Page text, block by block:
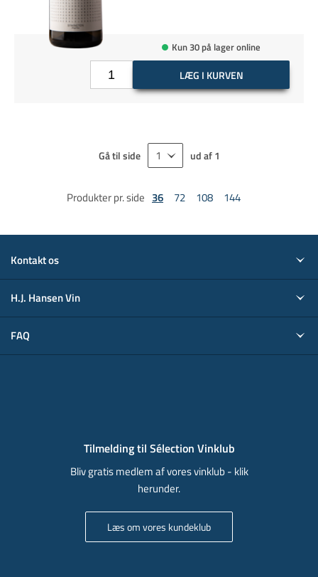
Kun 30 på lager online
LÆG I KURVEN
Gå til side ud af 1
Produkter pr. side 36 72 108 144
Kontakt os
H.J. Hansen Vin
FAQ
Tilmelding til Sélection Vinklub
Bliv gratis medlem af vores vinklub - klik
herunder.
Læs om vores kundeklub